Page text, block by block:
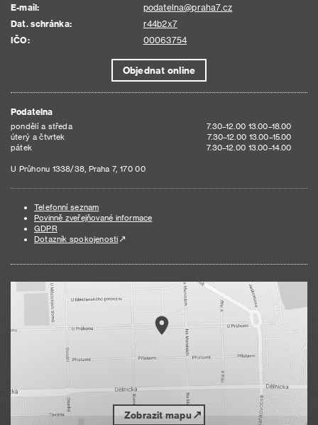
E-mail:
podatelna@praha7.cz
Dat. schránka:
r44b2x7
IČO:
00063754
Objednat online
Podatelna
pondělí a středa
7.30–12.00 13.00–18.00
úterý a čtvrtek
7.30–12.00 13.00–15.00
pátek
7.30–12.00 13.00–14.00
U Průhonu 1338/38, Praha 7, 170 00
Telefonní seznam
Povinně zveřejňované informace
GDPR
Dotazník spokojenosti
Zobrazit mapu